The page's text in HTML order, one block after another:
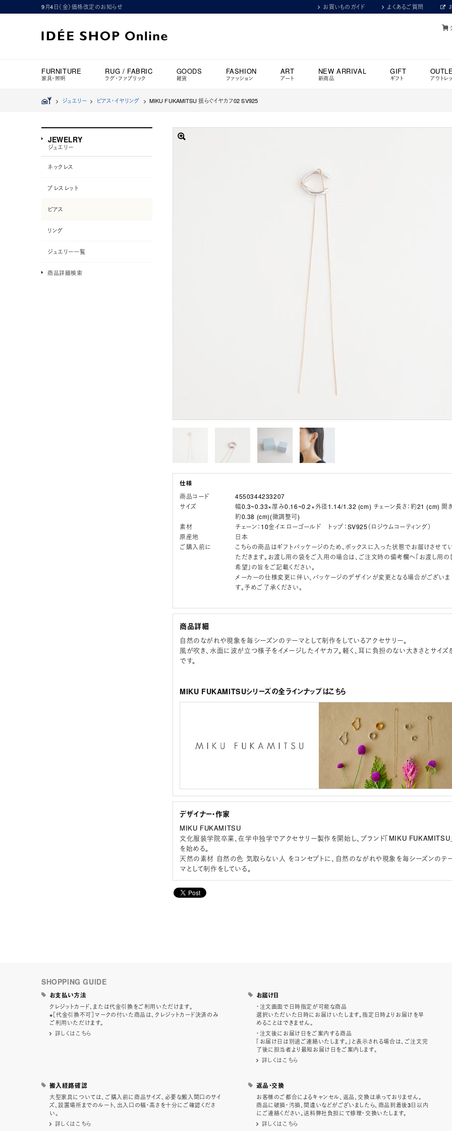
9月4日（金）価格改定のお知らせ お買いものガイド よくあるご質問
FURNITURE
家具・照明
RUG / FABRIC
ラグ・ファブリック
GOODS
雑貨
FASHION
ファッション
ART
アート
NEW ARRIVAL
新商品
GIFT
ギフト アウトレ
> ジュエリー > ピアス・イヤリング > MIKU FUKAMITSU 揺らぐイヤカフ02 SV925
商品コード
4550344233207
サイズ
幅0.3~0.33×厚み0.16~0.2×外径1.14/1.32 (cm) チェーン長さ：約21 (cm) 開き
約0.38 (cm)(微調整可)
素材
チェーン：10金イエローゴールド トップ：SV925（ロジウムコーティング）
原産地
日本
ご購入前に
こちらの商品はギフトパッケージのため、ボックスに入った状態でお届けさせて
ただきます。お渡し用の袋をご入用の場合は、ご注文時の備考欄へ「お渡し用の
希望」の旨をご記載ください。
メーカーの仕様変更に伴い、パッケージのデザインが変更となる場合がございま
す。予めご了承ください。
商品詳細
自然のながれや現象を毎シーズンのテーマとして制作をしているアクセサリー。
風が吹き、水面に波が立つ様子をイメージしたイヤカフ。軽く、耳に負担のない大きさとサイズ
です。
MIKU FUKAMITSUシリーズの全ラインナップはこちら
デザイナー・作家
MIKU FUKAMITSU
文化服装学院卒業、在学中独学でアクセサリー製作を開始し、ブランド「MIKU FUKAMITSU
を始める。
天然の素材 自然の色 気取らない人 をコンセプトに、自然のながれや現象を毎シーズンのテ
マとして制作をしている。
JEWELRY
ジュエリー
ネックレス
ブレスレット
ピアス
リング
ジュエリー一覧
商品詳細検索
SHOPPING GUIDE
お支払い方法
クレジットカード、または代金引換をご利用いただけます。
※［代金引換不可］マークの付いた商品は、クレジットカード決済のみ
ご利用いただけます。
詳しくはこちら
お届け日
・注文画面で日時指定が可能な商品
選択いただいた日時にお届けいたします。指定日時よりお届けを早
めることはできません。
・注文後にお届け日をご案内する商品
「お届け日は別途ご連絡いたします。」と表示される場合は、ご注文完
了後に担当者より最短お届け日をご案内します。
詳しくはこちら
搬入経路確認
大型家具については、ご購入前に商品サイズ、必要な搬入間口のサイ
ズ、設置場所までのルート、出入口の幅・高さを十分にご確認くださ
い。
詳しくはこちら
返品・交換
お客様のご都合によるキャンセル、返品、交換は承っておりません。
商品に破損・汚損、間違いなどがございましたら、商品到着後3日以内
にご連絡ください。送料弊社負担にて修理・交換いたします。
詳しくはこちら